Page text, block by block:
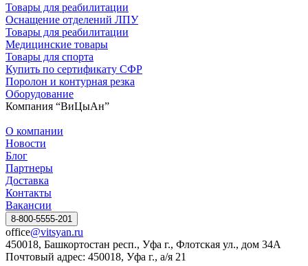
Товары для реабилитации
Оснащение отделений ЛПУ
Товары для реабилитации
Медицинские товары
Товары для спорта
Купить по сертификату СФР
Поролон и контурная резка
Оборудование
Компания “ВиЦыАн”
О компании
Новости
Блог
Партнеры
Доставка
Контакты
Вакансии
8-800-5555-201
office@vitsyan.ru
450018, Башкортостан респ., Уфа г., Флотская ул., дом 34А
Почтовый адрес: 450018, Уфа г., а/я 21